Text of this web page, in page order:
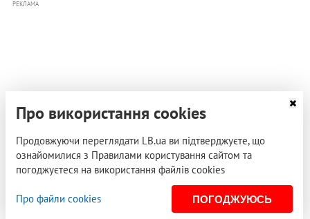
РЕКЛАМА
Про використання cookies
Продовжуючи переглядати LB.ua ви підтверджуєте, що
ознайомилися з Правилами користування сайтом та
погоджуєтеся на використання файлів cookies
Про файли cookies ПОГОДЖУЮСЬ